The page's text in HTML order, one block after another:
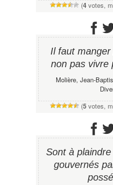
(4 votes,
Il faut
non pas vivre
Molière, Jean-
(5 votes,
Sont à
gouvernés